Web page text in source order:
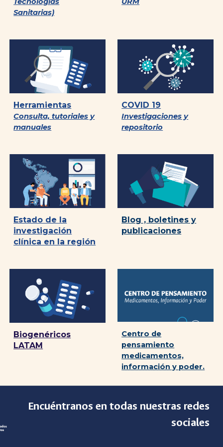
Sanitarias)
Herramientas
Consulta, tutoriales y
manuales
COVID 19
Investigaciones y
repositorio
Estado de la
investigación
clínica en la región
Blog , boletines y
publicaciones
Biogenéricos
LATAM
Centro de
pensamiento
medicamentos,
información y poder.
Encuéntranos en todas nuestras redes
sociales